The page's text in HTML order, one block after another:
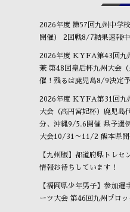
2026年度 第57回九州中学
開催） 2回戦8/7結果速報中
2026年度 KYFA第43回九
兼 第48回皇后杯九州大会
催！残るは鹿児島8/9決定予
2026年度 KYFA第31回九
大会（高円宮妃杯）鹿児
分、沖縄9/5.6開催 県予選
大会10/31～11/2 熊本県開
【九州版】都道府県トレセ
情報お待ちしています！
【福岡県少年男子】参加
ーツ大会 第46回九州ブロ